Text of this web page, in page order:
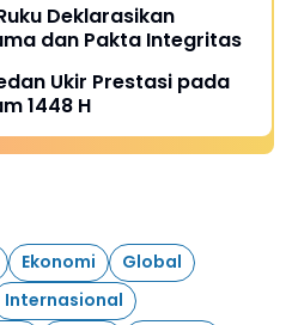
Deklarasikan
dan Pakta Integritas
Ukir Prestasi pada
1448 H
Ekonomi
Global
Internasional